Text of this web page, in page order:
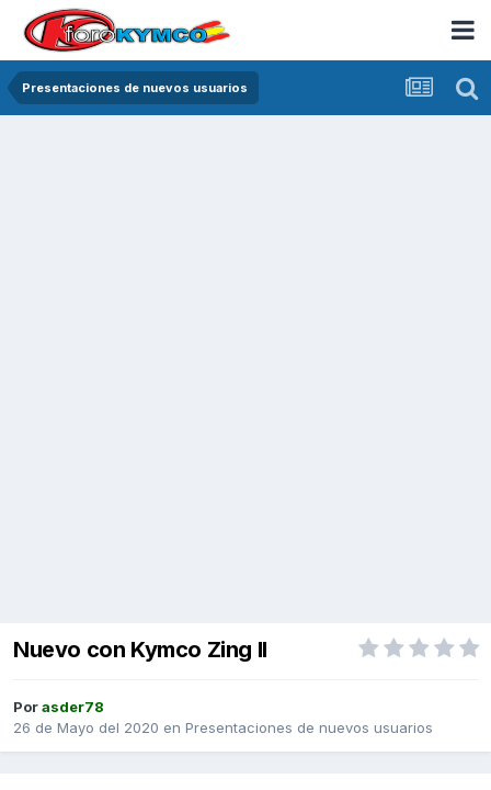
Presentaciones de nuevos usuarios
Nuevo con Kymco Zing II
Porasder78
26 de Mayo del 2020 en Presentaciones de nuevos usuarios